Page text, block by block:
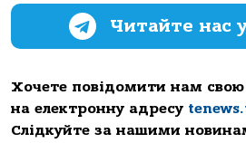
Читайте нас
Хочете повідомити нам
на електронну адресу
Слідкуйте за нашими